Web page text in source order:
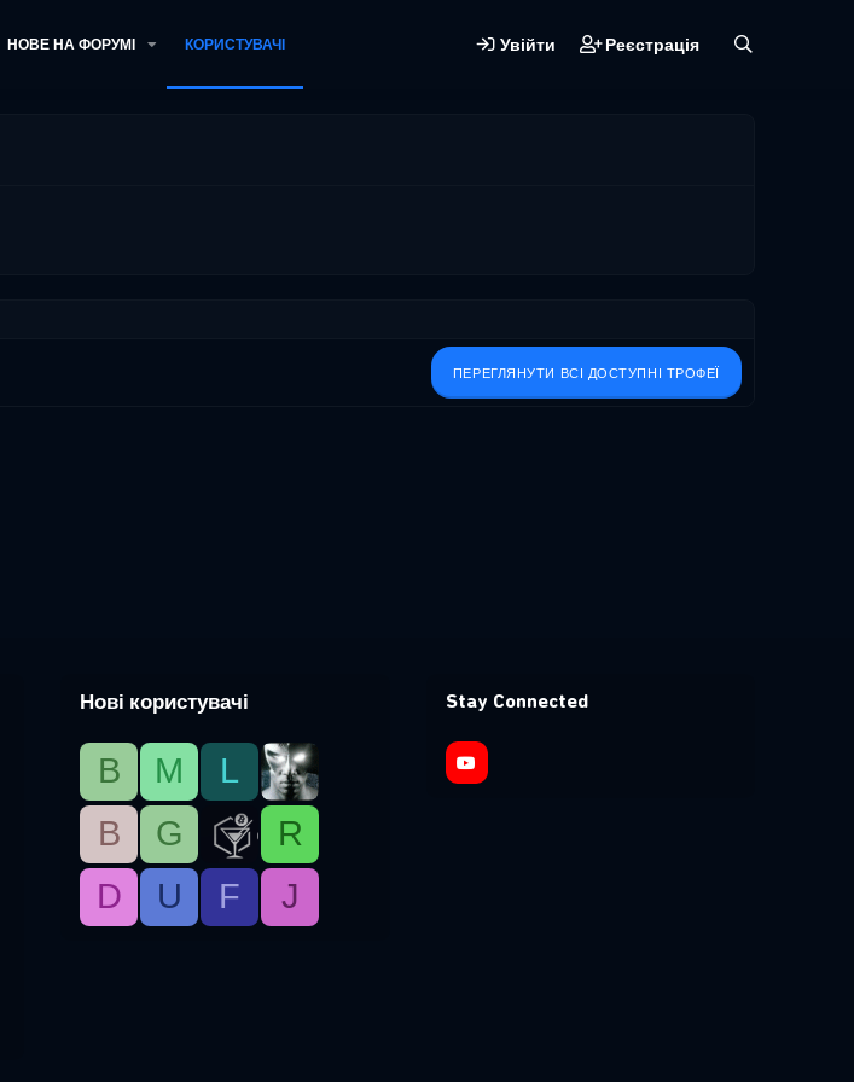
НОВЕ НА ФОРУМІ КОРИСТУВАЧІ Увійти Реєстрація
ПЕРЕГЛЯНУТИ ВСІ ДОСТУПНІ ТРОФЕЇ
Нові користувачі
B М
L
B
G
R
D
U F J
Stay Connected